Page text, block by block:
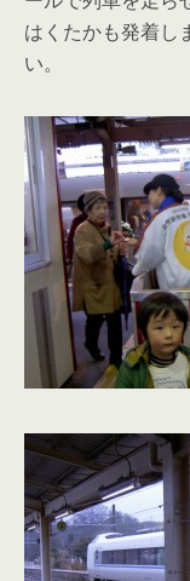
はくたかも発着し
い。